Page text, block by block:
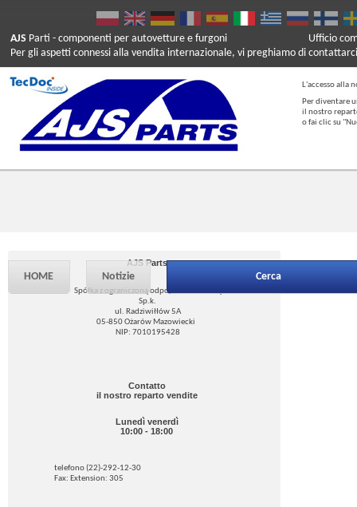
AJS Parti - componenti per autovetture e furgoni
Per gli aspetti connessi alla vendita internazionale, vi preghiamo di
Ufficio
L'accesso alla
Per diventare
il nostro
o fai clic su
HOME Notizie Cerca
AJS Parts
Spółka z ograniczoną odpowiedzialnością
Sp.k.
ul. Radziwiłłów 5A
05-850 Ożarów Mazowiecki
NIP: 7010195428
Contatto
il nostro reparto vendite
Lunedì venerdì
10:00 - 18:00
telefono (22)-292-12-30
Fax: Extension: 305